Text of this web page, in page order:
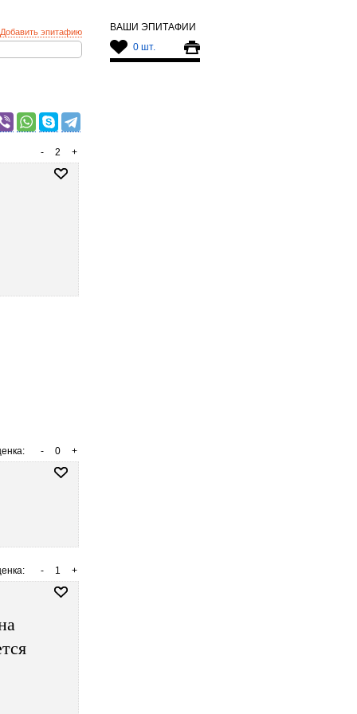
ВАШИ ЭПИТАФИИ
0 шт.
Добавить эпитафию
+
2
-
+
0
-
+
1
-